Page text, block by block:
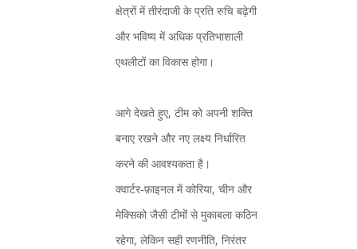
क्षेत्रों में तीरंदाजी के प्रति रुचि बढ़ेगी
और भविष्य में अधिक प्रतिभाशाली
एथलीटों का विकास होगा।
आगे देखते हुए, टीम को अपनी शक्ति
बनाए रखने और नए लक्ष्य निर्धारित
करने की आवश्यकता है।
क्वार्टर‑फ़ाइनल में कोरिया, चीन और
मेक्सिको जैसी टीमों से मुकाबला कठिन
रहेगा, लेकिन सही रणनीति, निरंतर